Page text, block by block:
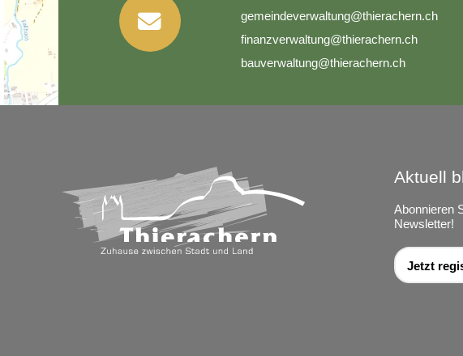
g m nd v rw lt ng th r ch rn ch
f n nzv rw lt ng th r ch rn ch
b
v rw lt ng th r ch rn ch
Aktuell
Abonnieren
Newsletter!
Jetzt